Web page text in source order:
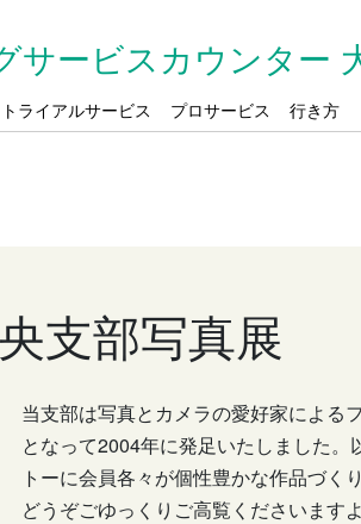
サービスカウンター
トライアルサービス プロサービス 行き方
支部写真展
当支部は写真とカメラの愛好家による
となって2004年に発足いたしました
トーに会員各々が個性豊かな作品づく
どうぞごゆっくりご高覧くださいます